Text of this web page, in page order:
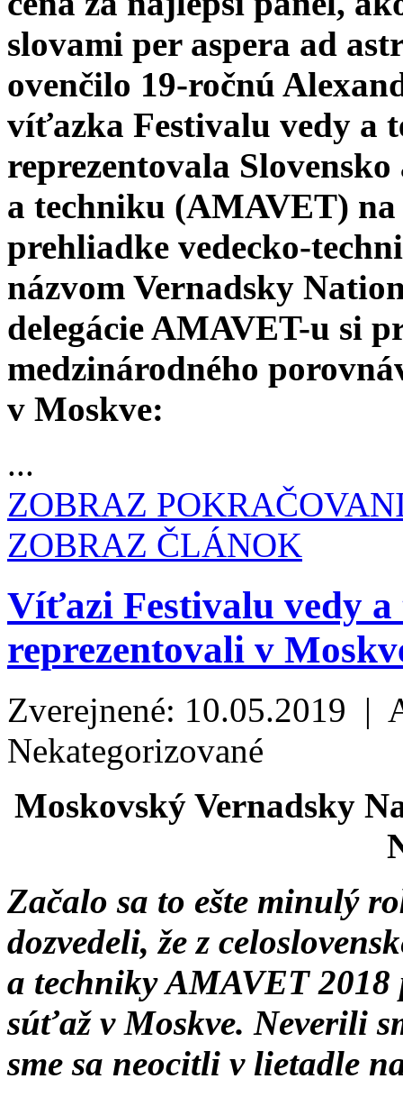
slovami per aspera ad
ovenčilo 19-ročnú
víťazka Festivalu vedy a
reprezentovala
a techniku (AMAVET)
prehliadke vedecko-
názvom Vernadsky
delegácie AMAVET-u si
medzinárodného
v Moskve:
...
ZOBRAZ
ZOBRAZ ČLÁNOK
Víťazi Festivalu vedy
reprezentovali v
Zverejnené: 10.05.2019 |
Nekategorizované
Moskovský Vernadsky
Začalo sa to ešte minulý
dozvedeli, že z
a techniky AMAVET 2018
súťaž v Moskve. Neverili
sme sa neocitli v lietadle